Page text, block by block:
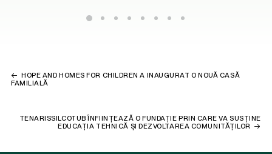
HOPE AND HOMES FOR CHILDREN A INAUGURAT O NOUĂ CASĂ
FAMILIALĂ
TENARISSILCOTUB ÎNFIINȚEAZĂ O FUNDAȚIE PRIN CARE VA SUSȚINE
EDUCAȚIA TEHNICĂ ȘI DEZVOLTAREA COMUNITĂȚILOR